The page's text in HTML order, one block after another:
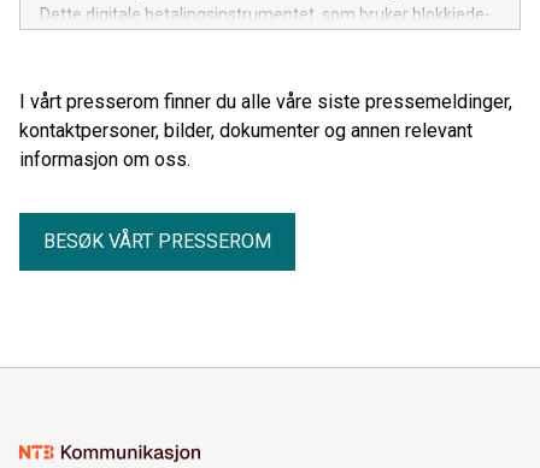
Dette digitale betalingsinstrumentet, som bruker blokkjede-
I vårt presserom finner du alle våre siste pressemeldinger,
kontaktpersoner, bilder, dokumenter og annen relevant
informasjon om oss.
BESØK VÅRT PRESSEROM